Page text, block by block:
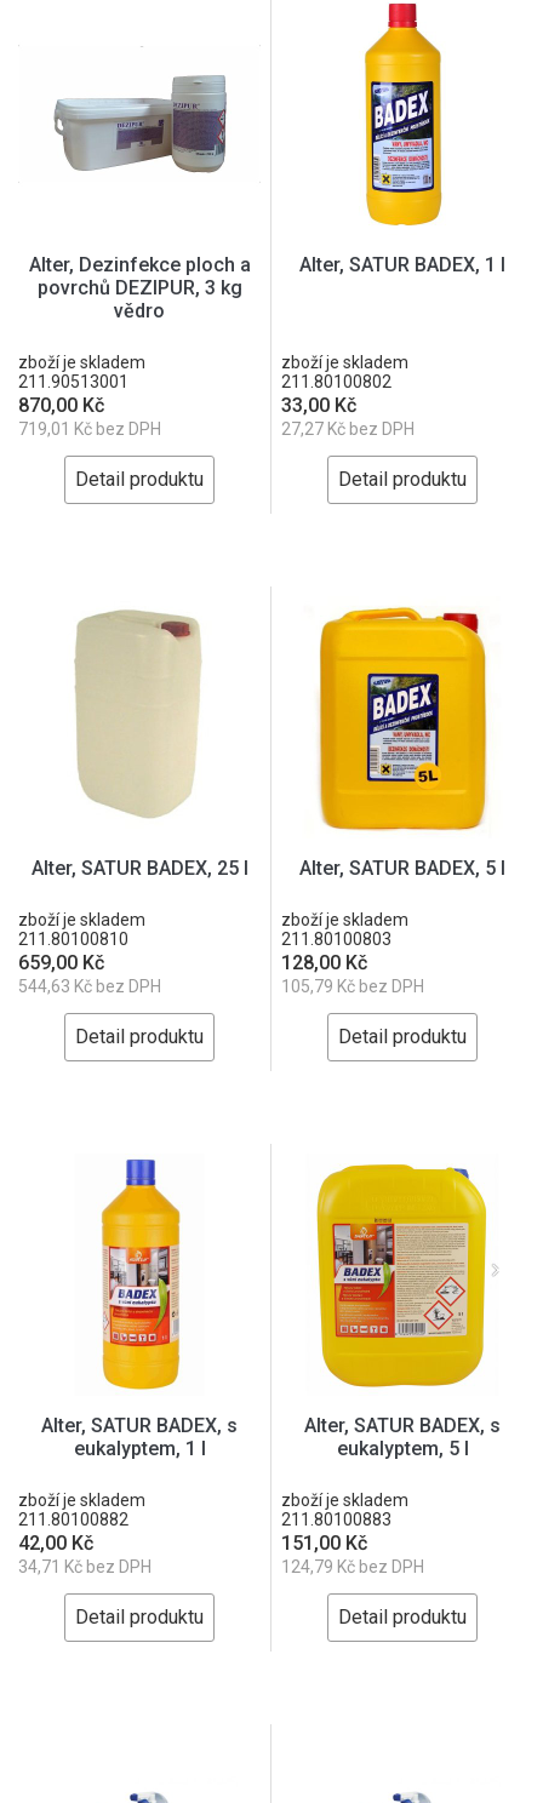
Alter, Dezinfekce ploch a
povrchů DEZIPUR, 3 kg
vědro
zboží je skladem
211.90513001
870,00 Kč
719,01 Kč bez DPH
Detail produktu
Alter, SATUR BADEX, 1 l
zboží je skladem
211.80100802
33,00 Kč
27,27 Kč bez DPH
Detail produktu
Alter, SATUR BADEX, 25 l
zboží je skladem
211.80100810
659,00 Kč
544,63 Kč bez DPH
Detail produktu
Alter, SATUR BADEX, 5 l
zboží je skladem
211.80100803
128,00 Kč
105,79 Kč bez DPH
Detail produktu
Alter, SATUR BADEX, s
eukalyptem, 1 l
zboží je skladem
211.80100882
42,00 Kč
34,71 Kč bez DPH
Detail produktu
Alter, SATUR BADEX, s
eukalyptem, 5 l
zboží je skladem
211.80100883
151,00 Kč
124,79 Kč bez DPH
Detail produktu